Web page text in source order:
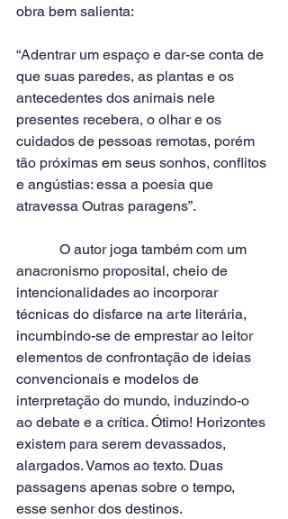
obra bem salienta:
“Adentrar um espaço e dar-se conta de
que suas paredes, as plantas e os
antecedentes dos animais nele
presentes recebera, o olhar e os
cuidados de pessoas remotas, porém
tão próximas em seus sonhos, conflitos
e angústias: essa a poesia que
atravessa Outras paragens”.
anacronismo proposital, cheio de
intencionalidades ao incorporar
técnicas do disfarce na arte literária,
incumbindo-se de emprestar ao leitor
elementos de confrontação de ideias
convencionais e modelos de
interpretação do mundo, induzindo-o
ao debate e a crítica. Ótimo! Horizontes
existem para serem devassados,
alargados. Vamos ao texto. Duas
passagens apenas sobre o tempo,
esse senhor dos destinos.